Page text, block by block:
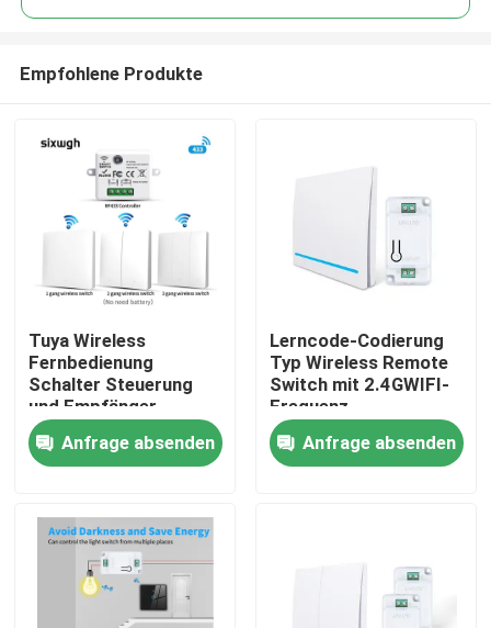
Haus
Produkte
Empfohlene Produkte
Tuya Wireless
Fernbedienung
Schalter Steuerung
und Empfänger
Übereinstimmung mit
Tuya Modul
Unterstützung Google
Sprachsteuerung
Anfrage absenden
Lerncode-Codierung
Typ Wireless Remote
Switch mit 2.4GWIFI-
Frequenz
Anfrage absenden